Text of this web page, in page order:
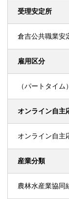
受理安定所
倉吉公共職業安
雇用区分
（パートタイム）
オンライン自主
オンライン自主
産業分類
農林水産業協同